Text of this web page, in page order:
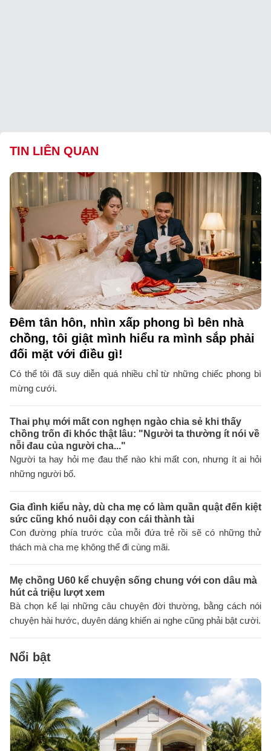
TIN LIÊN QUAN
Đêm tân hôn, nhìn xấp phong bì bên nhà
chồng, tôi giật mình hiểu ra mình sắp phải
đối mặt với điều gì!
Có thể tôi đã suy diễn quá nhiều chỉ từ những chiếc phong bì
mừng cưới.
Thai phụ mới mất con nghẹn ngào chia sẻ khi thấy
chồng trốn đi khóc thật lâu: "Người ta thường ít nói về
nỗi đau của người cha..."
Người ta hay hỏi mẹ đau thế nào khi mất con, nhưng ít ai hỏi
những người bố.
Gia đình kiểu này, dù cha mẹ có làm quần quật đến kiệt
sức cũng khó nuôi dạy con cái thành tài
Con đường phía trước của mỗi đứa trẻ rồi sẽ có những thử
thách mà cha mẹ không thể đi cùng mãi.
Mẹ chồng U60 kể chuyện sống chung với con dâu mà
hút cả triệu lượt xem
Bà chọn kể lại những câu chuyện đời thường, bằng cách nói
chuyện hài hước, duyên dáng khiến ai nghe cũng phải bật cười.
Nổi bật